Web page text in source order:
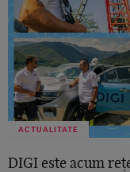
ACTUALITATE
DIGI este acum